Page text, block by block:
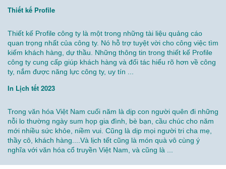
Thiết kế Profile
Thiết kế Profile công ty là một trong những tài liệu quảng cáo
quan trọng nhất của công ty. Nó hỗ trợ tuyệt vời cho công việc tìm
kiếm khách hàng, dự thầu. Những thông tin trong thiết kế Profile
công ty cung cấp giúp khách hàng và đối tác hiểu rõ hơn về công
ty, nắm được năng lực công ty, uy tín ...
In Lịch tết 2023
Trong văn hóa Việt Nam cuối năm là dịp con người quên đi những
nỗi lo thường ngày sum họp gia đình, bè bạn, cầu chúc cho năm
mới nhiều sức khỏe, niềm vui. Cũng là dịp mọi người tri cha mẹ,
thầy cô, khách hàng....Và lịch tết cũng là món quà vô cùng ý
nghĩa với văn hóa cổ truyền Việt Nam, và cũng là ...